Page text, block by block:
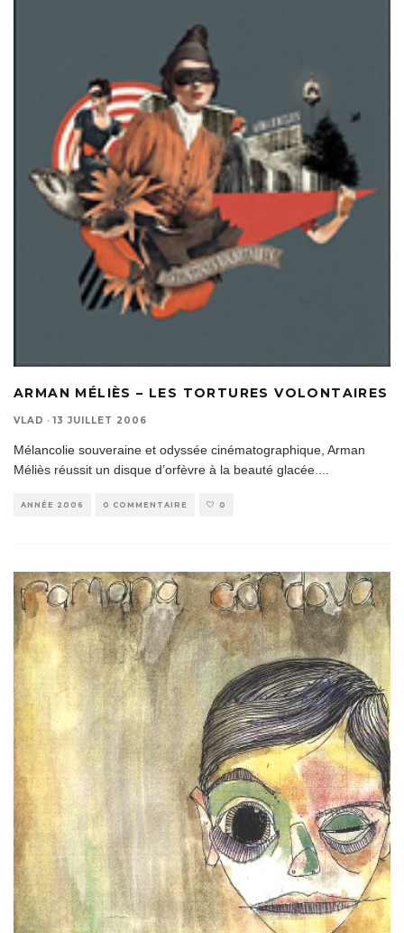
ARMAN MÉLIÈS – LES TORTURES VOLONTAIRES
VLAD · 13 JUILLET 2006
Mélancolie souveraine et odyssée cinématographique, Arman
Méliès réussit un disque d’orfèvre à la beauté glacée.
ANNÉE 2006 0 COMMENTAIRE 0